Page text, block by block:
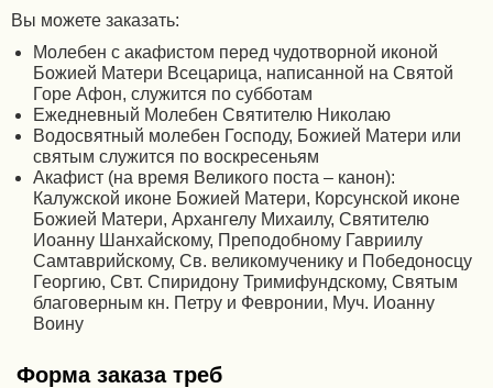
Вы можете заказать:
Молебен с акафистом перед чудотворной иконой
Божией Матери Всецарица, написанной на Святой
Горе Афон, служится по субботам
Ежедневный Молебен Святителю Николаю
Водосвятный молебен Господу, Божией Матери или
святым служится по воскресеньям
Акафист (на время Великого поста – канон):
Калужской иконе Божией Матери, Корсунской иконе
Божией Матери, Архангелу Михаилу, Святителю
Иоанну Шанхайскому, Преподобному Гавриилу
Самтаврийскому, Св. великомученику и Победоносцу
Георгию, Свт. Спиридону Тримифундскому, Святым
благоверным кн. Петру и Февронии, Муч. Иоанну
Воину
Форма заказа треб